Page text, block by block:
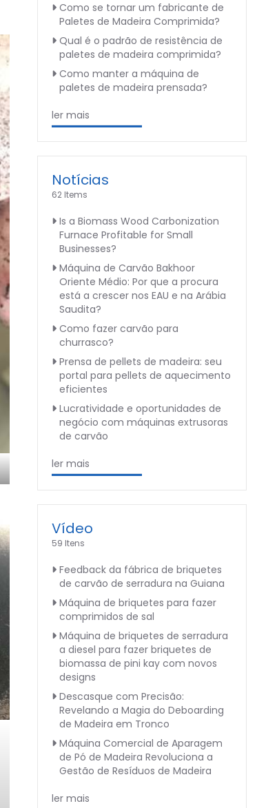
Como se tornar um fabricante de
Paletes de Madeira Comprimida?
Qual é o padrão de resistência de
paletes de madeira comprimida?
Como manter a máquina de
paletes de madeira prensada?
ler mais
Notícias
62 Items
Is a Biomass Wood Carbonization
Furnace Profitable for Small
Businesses?
Máquina de Carvão Bakhoor
Oriente Médio: Por que a procura
está a crescer nos EAU e na Arábia
Saudita?
Como fazer carvão para
churrasco?
Prensa de pellets de madeira: seu
portal para pellets de aquecimento
eficientes
Lucratividade e oportunidades de
negócio com máquinas extrusoras
de carvão
ler mais
Vídeo
59 Itens
Feedback da fábrica de briquetes
de carvão de serradura na Guiana
Máquina de briquetes para fazer
comprimidos de sal
Máquina de briquetes de serradura
a diesel para fazer briquetes de
biomassa de pini kay com novos
designs
Descasque com Precisão:
Revelando a Magia do Deboarding
de Madeira em Tronco
Máquina Comercial de Aparagem
de Pó de Madeira Revoluciona a
Gestão de Resíduos de Madeira
ler mais